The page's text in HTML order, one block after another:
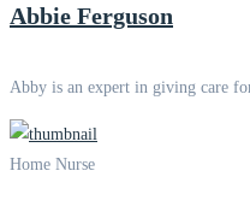
Abbie Ferguson
Abby is an expert in giving care
Home Nurse